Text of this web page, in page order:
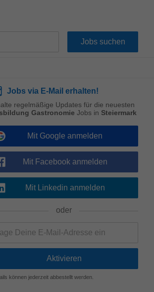
Jobs via E-Mail erhalten!
regelmäßige Updates für die neuesten
Gastronomie Jobs in Steiermark
Mit Google anmelden
Mit Facebook anmelden
Mit Linkedin anmelden
oder
können jederzeit abbestellt werden.